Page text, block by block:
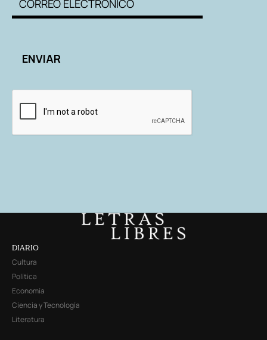
DIARIO
Cultura
Política
Economía
Ciencia y Tecnología
Literatura